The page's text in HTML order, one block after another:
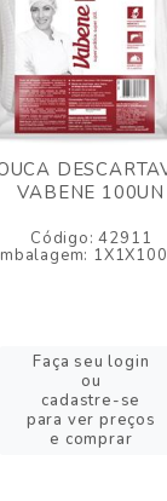
VABENE 100UN
Código: 42911
Faça seu login
ou
cadastre-se
para ver preços
e comprar